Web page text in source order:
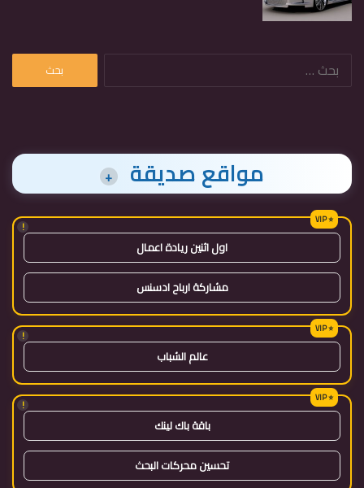
البحث
مواقع صديقة +
!
اول اثنين ريادة اعمال
مشاركة ارباح ادسنس
!
عالم الشباب
!
باقة باك لينك
تحسين محركات البحث